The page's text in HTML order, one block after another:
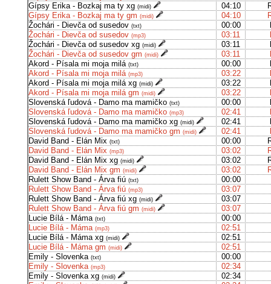
Gípsy Erika - Bozkaj ma ty xg (midi) 04:10
Gípsy Erika - Bozkaj ma ty gm (midi) 04:10
Žochári - Dievča od susedov (txt) 00:00
Žochári - Dievča od susedov (mp3) 03:11
Žochári - Dievča od susedov xg (midi) 03:11
Žochári - Dievča od susedov gm (midi) 03:11
Akord - Písala mi moja milá (txt) 00:00
Akord - Písala mi moja milá (mp3) 03:22
Akord - Písala mi moja milá xg (midi) 03:22
Akord - Písala mi moja milá gm (midi) 03:22
Slovenská ľudová - Damo ma mamičko (txt) 00:00
Slovenská ľudová - Damo ma mamičko (mp3) 02:41
Slovenská ľudová - Damo ma mamičko xg (midi) 02:41
Slovenská ľudová - Damo ma mamičko gm (midi) 02:41
David Band - Elán Mix (txt) 00:00
David Band - Elán Mix (mp3) 03:02
David Band - Elán Mix xg (midi) 03:02
David Band - Elán Mix gm (midi) 03:02
Rulett Show Band - Árva fiú (txt)
00:00
Rulett Show Band - Árva fiú (mp3)
03:07
Rulett Show Band - Árva fiú xg (midi)
03:07
Rulett Show Band - Árva fiú gm (midi)
03:07
Lucie Bílá - Máma (txt)
00:00
Lucie Bílá - Máma (mp3)
02:51
Lucie Bílá - Máma xg (midi)
02:51
Lucie Bílá - Máma gm (midi)
02:51
Emily - Slovenka (txt)
00:00
Emily - Slovenka (mp3)
02:34
Emily - Slovenka xg (midi)
02:34